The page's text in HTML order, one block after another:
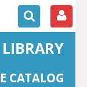
CATALOG